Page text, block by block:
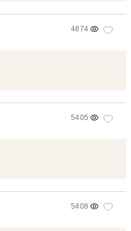
4874
5405
5408